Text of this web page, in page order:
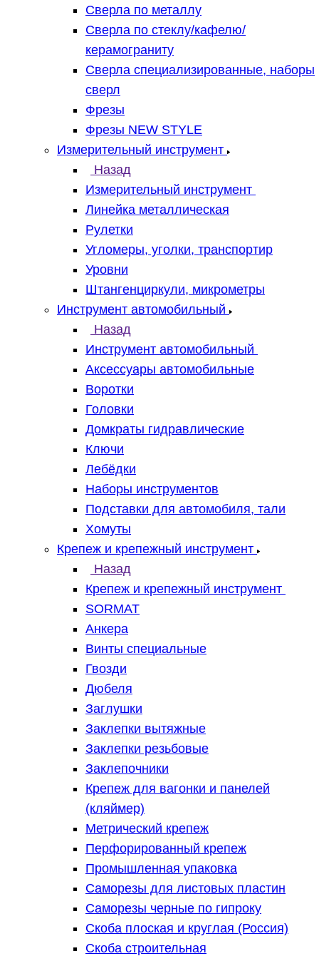
Сверла по металлу
Сверла по стеклу/кафелю/
керамограниту
Сверла специализированные, наборы
сверл
Фрезы
Фрезы NEW STYLE
Измерительный инструмент
Назад
Измерительный инструмент
Линейка металлическая
Рулетки
Угломеры, уголки, транспортир
Уровни
Штангенциркули, микрометры
Инструмент автомобильный
Назад
Инструмент автомобильный
Аксессуары автомобильные
Воротки
Головки
Домкраты гидравлические
Ключи
Лебёдки
Наборы инструментов
Подставки для автомобиля, тали
Хомуты
Крепеж и крепежный инструмент
Назад
Крепеж и крепежный инструмент
SORMAT
Анкера
Винты специальные
Гвозди
Дюбеля
Заглушки
Заклепки вытяжные
Заклепки резьбовые
Заклепочники
Крепеж для вагонки и панелей
(кляймер)
Метрический крепеж
Перфорированный крепеж
Промышленная упаковка
Саморезы для листовых пластин
Саморезы черные по гипроку
Скоба плоская и круглая (Россия)
Скоба строительная